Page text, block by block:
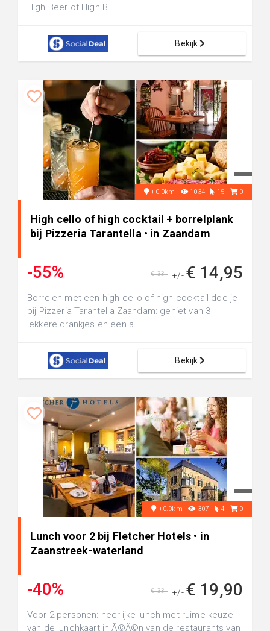
High Beer of High B...
Bekijk
+0.0km 1034 15 0
High cello of high cocktail + borrelplank
bij Pizzeria Tarantella • in Zaandam
-55% +/- € 14,95
€ 33,-
Borrelen met een high cello of high cocktail doe je
bij Pizzeria Tarantella Zaandam: geniet van 3
lekkere drankjes en een a...
Bekijk
+0.0km 307 4 0
Lunch voor 2 bij Fletcher Hotels • in
Zaanstreek-waterland
-40% +/- € 19,90
€ 33,-
Voor 2 personen: heerlijke lunch met ruime keuze
van de lunchkaart in Ã©Ã©n van de restaurants van